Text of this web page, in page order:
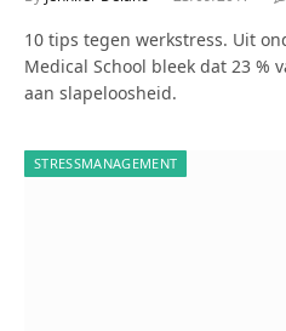
10 tips tegen werkstress. Uit
Medical School bleek dat 23 %
aan slapeloosheid.
STRESSMANAGEMENT